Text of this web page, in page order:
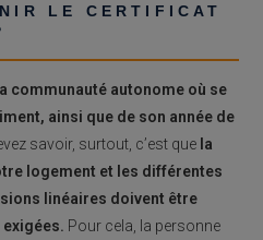
LE CERTIFICAT
communauté autonome où se
ainsi que de son année de
savoir, surtout, c’est que la
logement et les différentes
linéaires doivent être
Pour cela, la personne